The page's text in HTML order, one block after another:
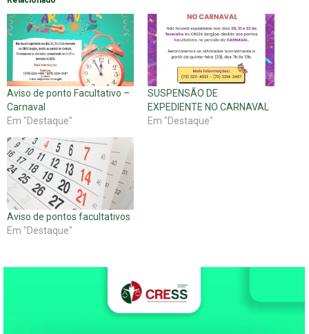
Aviso de ponto Facultativo –
Carnaval
Em "Destaque"
SUSPENSÃO DE
EXPEDIENTE NO CARNAVAL
Em "Destaque"
Aviso de pontos facultativos
Em "Destaque"